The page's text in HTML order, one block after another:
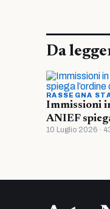
Da
RASSEGNA
Immissioni
ANIEF
10 Luglio 2026 ·